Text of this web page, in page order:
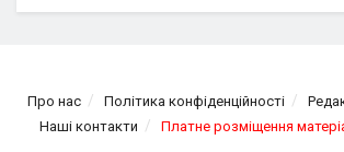
Про нас Політика конфіденційності
Наші контакти
Платне розміщення